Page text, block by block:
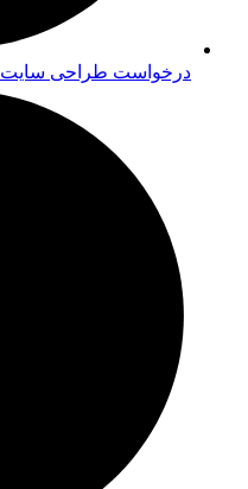
درخواست طراحی سایت